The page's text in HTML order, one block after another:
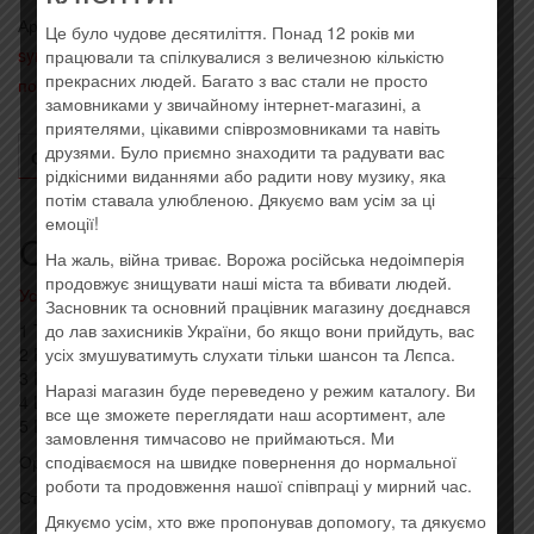
Артикул:
Категории:
- Classic Rock, Art-rock,
sympho,- Импортные диски (EU, USA),Последние
поступления Метка:Imported
ОПИСАНИЕ ОТЗЫВЫ (0)
Описание
Усі товари: Dire Straits
1 Telegraph Road 14:15
2 Private Investigations 6:45
4 Love Over Gold 6:16
5 It Never Rains 7:54
Оригинальный импортный диск, штрихкод: 042280008826
Стиль: Classic Rock
Це було чудове десятиліття. Понад 12 років ми
працювали та спілкувалися з величезною кількістю
прекрасних людей. Багато з вас стали не просто
замовниками у звичайному інтернет-магазині, а
приятелями, цікавими співрозмовниками та навіть
друзями. Було приємно знаходити та радувати вас
рідкісними виданнями або радити нову музику, яка
потім ставала улюбленою. Дякуємо вам усім за ці
емоції!
На жаль, війна триває. Ворожа російська недоімперія
продовжує знищувати наші міста та вбивати людей.
Засновник та основний працівник магазину доєднався
до лав захисників України, бо якщо вони прийдуть, вас
усіх змушуватимуть слухати тільки шансон та Лєпса.
Наразі магазин буде переведено у режим каталогу. Ви
все ще зможете переглядати наш асортимент, але
замовлення тимчасово не приймаються. Ми
сподіваємося на швидке повернення до нормальної
роботи та продовження нашої співпраці у мирний час.
Дякуємо усім, хто вже пропонував допомогу, та дякуємо